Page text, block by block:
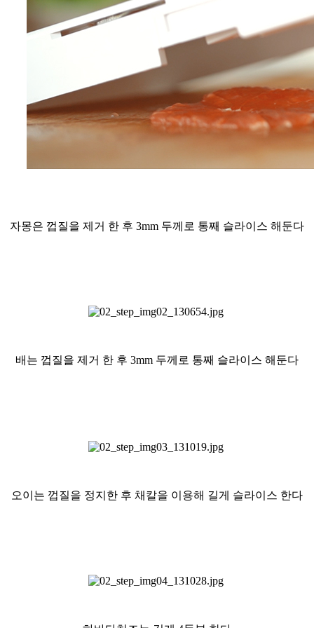
자몽은 껍질을 제거 한 후 3mm 두께로 통째 슬라이스 해둔다
배는 껍질을 제거 한 후 3mm 두께로 통째 슬라이스 해둔다
오이는 껍질을 정지한 후 채칼을 이용해 길게 슬라이스 한다